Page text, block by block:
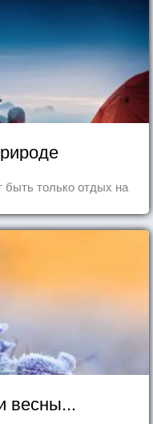
только отдых на
весны...